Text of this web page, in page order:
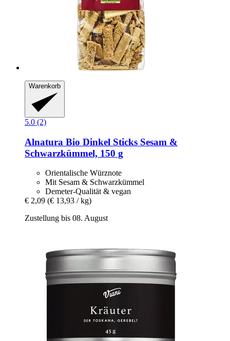
Warenkorb
5.0 (2)
Alnatura Bio Dinkel Sticks Sesam &
Schwarzkümmel, 150 g
Orientalische Würznote
Mit Sesam & Schwarzkümmel
Demeter-Qualität & vegan
€ 2,09 (€ 13,93 / kg)
Zustellung bis 08. August